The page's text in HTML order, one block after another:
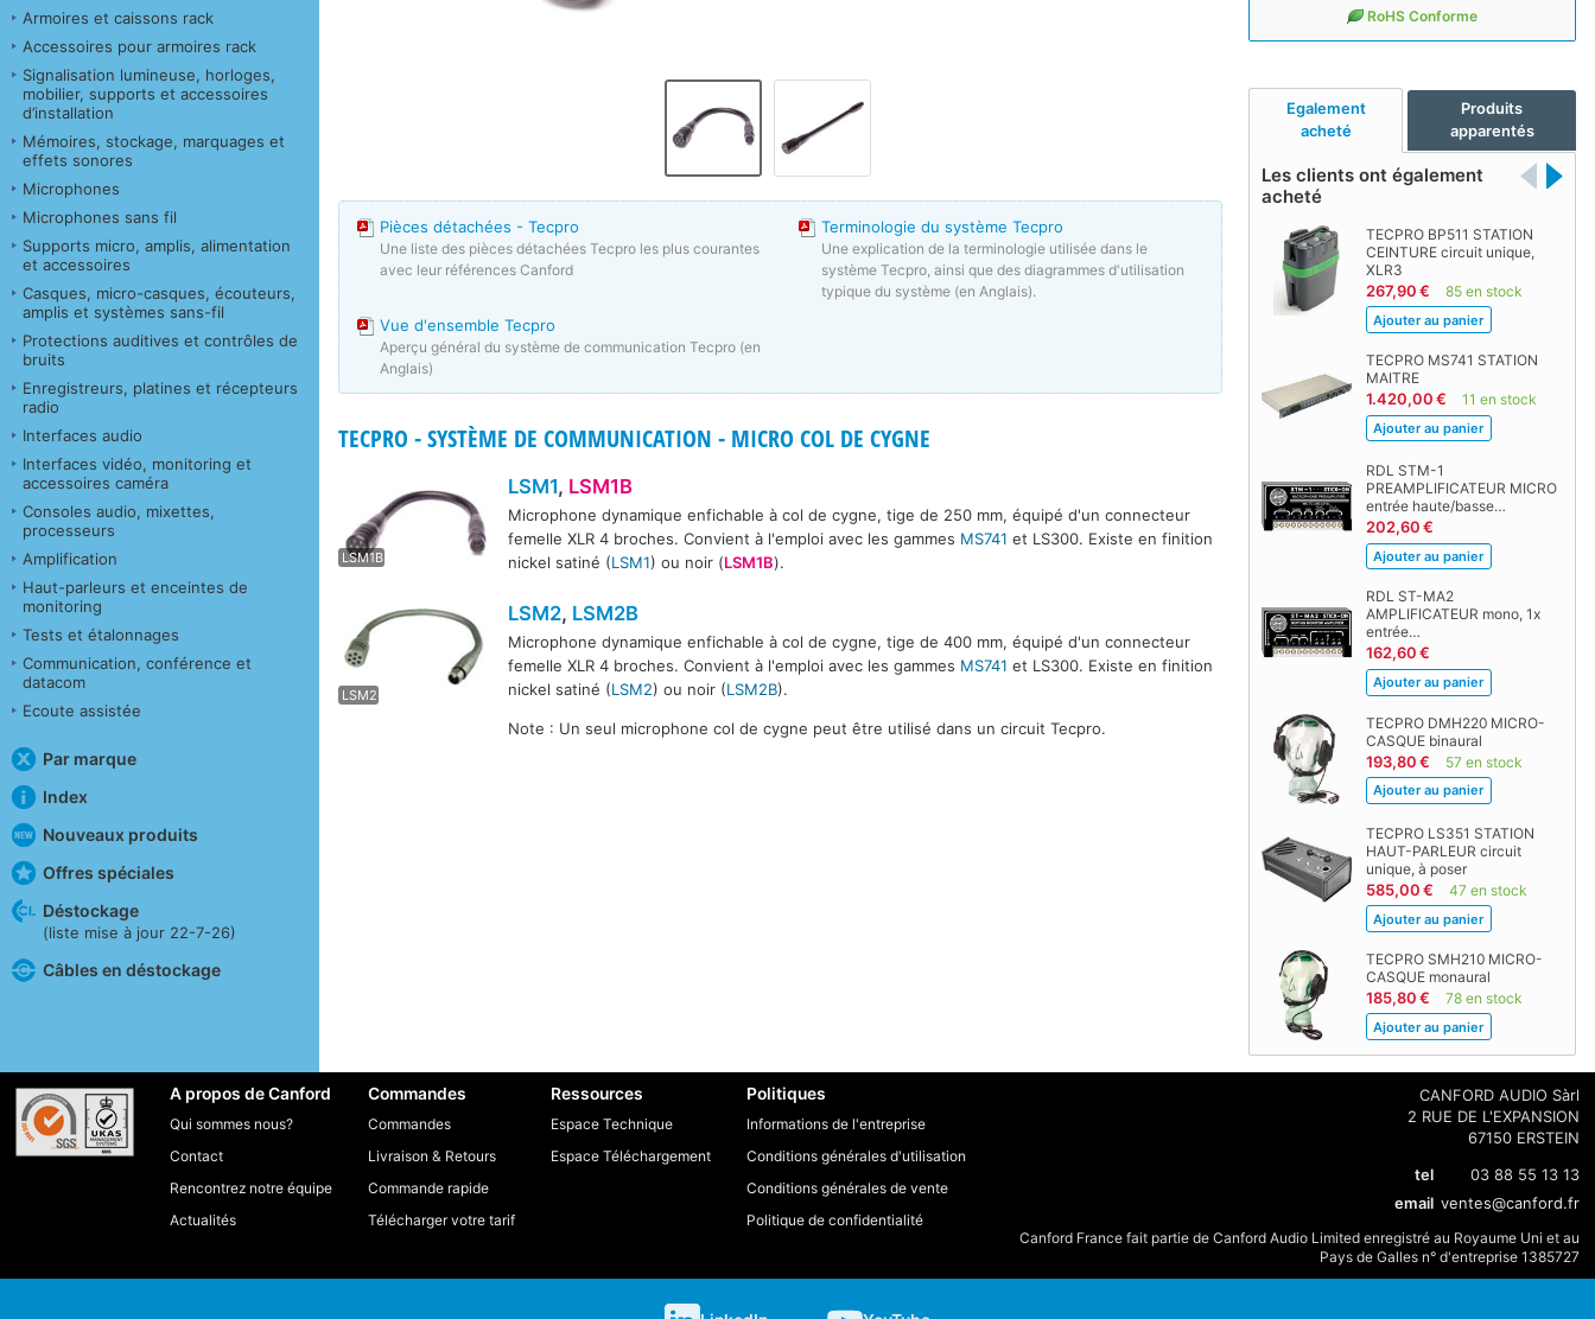
Armoires et caissons rack
Accessoires pour armoires rack
Signalisation lumineuse, horloges,
mobilier, supports et accessoires
d’installation
Mémoires, stockage, marquages et
effets sonores
Microphones
Microphones sans fil
Supports micro, amplis, alimentation
et accessoires
Casques, micro-casques, écouteurs,
amplis et systèmes sans-fil
Protections auditives et contrôles de
bruits
Enregistreurs, platines et récepteurs
radio
Interfaces audio
Interfaces vidéo, monitoring et
accessoires caméra
Consoles audio, mixettes,
processeurs
Amplification
Haut-parleurs et enceintes de
monitoring
Tests et étalonnages
Communication, conférence et
datacom
Ecoute assistée
Par marque
Index
Nouveaux produits
Offres spéciales
Déstockage
(liste mise à jour 22-7-26)
Câbles en déstockage
RoHS Conforme
Egalement
acheté
Produits
apparentés
Les clients ont également
acheté
TECPRO BP511 STATION
CEINTURE circuit unique,
XLR3
267,90 € 85 en stock
TECPRO MS741 STATION
MAITRE
1.420,00 € 11 en stock
RDL STM-1
PREAMPLIFICATEUR MICRO
entrée haute/basse…
202,60 €
RDL ST-MA2
AMPLIFICATEUR mono, 1x
entrée…
162,60 €
TECPRO DMH220 MICRO-
CASQUE binaural
193,80 € 57 en stock
TECPRO LS351 STATION
HAUT-PARLEUR circuit
unique, à poser
585,00 € 47 en stock
TECPRO SMH210 MICRO-
CASQUE monaural
185,80 € 78 en stock
Pièces détachées - Tecpro
Une liste des pièces détachées Tecpro les plus courantes
avec leur références Canford
Terminologie du système Tecpro
Une explication de la terminologie utilisée dans le
système Tecpro, ainsi que des diagrammes d'utilisation
typique du système (en Anglais).
Vue d'ensemble Tecpro
Aperçu général du système de communication Tecpro (en
Anglais)
TECPRO - SYSTÈME DE COMMUNICATION - MICRO COL DE CYGNE
LSM1B
LSM1, LSM1B
Microphone dynamique enfichable à col de cygne, tige de 250 mm, équipé d'un connecteur
femelle XLR 4 broches. Convient à l'emploi avec les gammes MS741 et LS300. Existe en finition
nickel satiné (LSM1) ou noir (LSM1B).
LSM2
LSM2B
LSM2, LSM2B
Microphone dynamique enfichable à col de cygne, tige de 400 mm, équipé d'un connecteur
femelle XLR 4 broches. Convient à l'emploi avec les gammes MS741 et LS300. Existe en finition
nickel satiné (LSM2) ou noir (LSM2B).
Note : Un seul microphone col de cygne peut être utilisé dans un circuit Tecpro.
A propos de Canford
Qui sommes nous?
Contact
Rencontrez notre équipe
Actualités
Commandes
Commandes
Livraison & Retours
Commande rapide
Télécharger votre tarif
Ressources
Espace Technique
Espace Téléchargement
Politiques
Informations de l'entreprise
Conditions générales d'utilisation
Conditions générales de vente
Politique de confidentialité
CANFORD AUDIO Sàrl
2 RUE DE L'EXPANSION
67150 ERSTEIN
tel
03 88 55 13 13
email ventes@canford.fr
Canford France fait partie de Canford Audio Limited enregistré au Royaume Uni et au
Pays de Galles n° d'entreprise 1385727